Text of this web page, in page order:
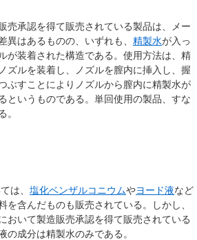
売承認を得て販売されている製品は、メー
異はあるものの、いずれも、 精製水が入っ
が装着された構造である。使用方法は、精
ズルを装着し、ノズルを膣内に挿入し、握
ぶすことによりノズルから膣内に精製水が
というものである。単回使用の製品、すな
。
は、 塩化ベンザルコニウムやヨード液など
を含んだものも販売されている。しかし、
おいて製造販売承認を得て販売されている
の成分は精製水のみである。